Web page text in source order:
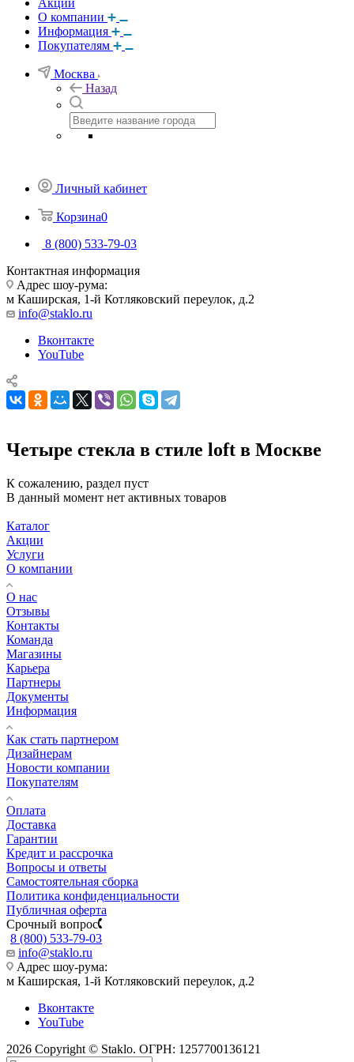
Акции
О компании
Информация
Покупателям
Москва
Назад
Личный кабинет
Корзина0
8 (800) 533-79-03
Контактная информация
Адрес шоу-рума:
м Каширская, 1-й Котляковский переулок, д.2
info@staklo.ru
Вконтакте
YouTube
Четыре стекла в стиле loft в Москве
К сожалению, раздел пуст
В данный момент нет активных товаров
Каталог
Акции
Услуги
О компании
О нас
Отзывы
Контакты
Команда
Магазины
Карьера
Партнеры
Документы
Информация
Как стать партнером
Дизайнерам
Новости компании
Покупателям
Оплата
Доставка
Гарантии
Кредит и рассрочка
Вопросы и ответы
Самостоятельная сборка
Политика конфиденциальности
Публичная оферта
Срочный вопрос
8 (800) 533-79-03
info@staklo.ru
Адрес шоу-рума:
м Каширская, 1-й Котляковский переулок, д.2
Вконтакте
YouTube
2026 Copyright © Staklo. ОГРН: 1257700136121